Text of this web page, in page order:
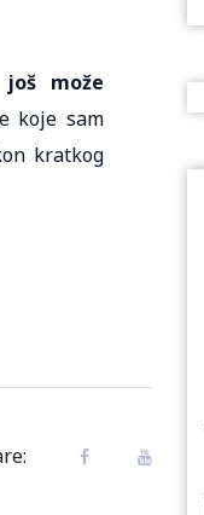
može
koje sam
kratkog